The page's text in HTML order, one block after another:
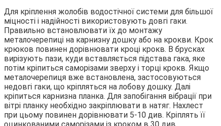
Для кріплення жолобів водостічної системи для більшої
міцності і надійності використовують довгі гаки.
Правильно встановлювати їх до монтажу
металочерепиці на карнизну дошку або на крокви. Крок
крюков повинен дорівнювати кроці крокв. В брусках
вирізують пази, куди вставляється підстава гака, яке
потім кріпиться саморізами зверху і торці крокв. Якщо
металочерепиця вже встановлена, застосовуються
недовгі гаки, що кріпляться на лобову дошку. Далі
кріпиться карнизна планка. Для запобігання вібрації при
вітрі планку необхідно закріплювати в натяг. Нахлест
при цьому повинен дорівнювати 5-10 див. Кріплять її